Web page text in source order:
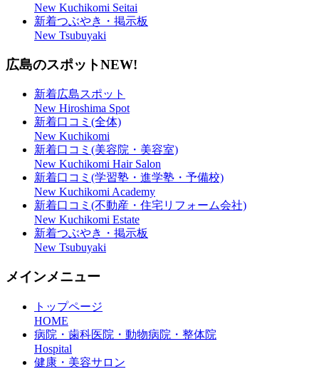
New Kuchikomi Seitai
新着つぶやき・掲示板
New Tsubuyaki
広島のスポットNEW!
新着広島スポット
New Hiroshima Spot
新着口コミ(全体)
New Kuchikomi
新着口コミ(美容院・美容室)
New Kuchikomi Hair Salon
新着口コミ(学習塾・進学塾・予備校)
New Kuchikomi Academy
新着口コミ(不動産・住宅リフォーム会社)
New Kuchikomi Estate
新着つぶやき・掲示板
New Tsubuyaki
メインメニュー
トップページ
HOME
病院・歯科医院・動物病院・整体院
Hospital
健康・美容サロン